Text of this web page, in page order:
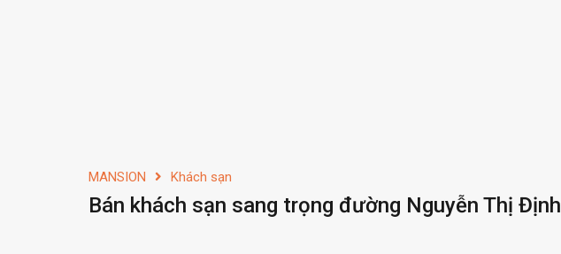
MANSION Khách sạn
Bán khách sạn sang trọng đường Nguyễn Thị Định